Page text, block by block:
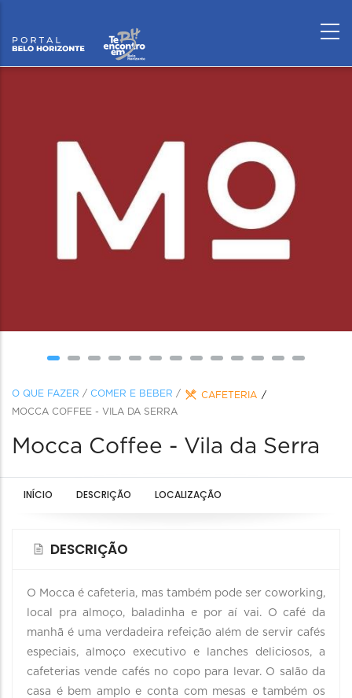
O QUE FAZER / COMER E BEBER /
CAFETERIA
MOCCA COFFEE - VILA DA SERRA
Mocca Coffee - Vila da Serra
INÍCIO DESCRIÇÃO LOCALIZAÇÃO
DESCRIÇÃO
O Mocca é cafeteria, mas também pode ser coworking,
local pra almoço, baladinha e por aí vai. O café da
manhã é uma verdadeira refeição além de servir cafés
especiais, almoço executivo e lanches deliciosos, a
cafeterias vende cafés no copo para levar. O salão da
casa é bem amplo e conta com mesas e também os